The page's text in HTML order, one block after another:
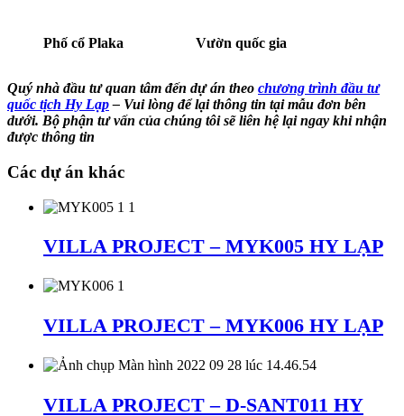
Phố cổ Plaka Vườn quốc gia
Quý nhà đầu tư quan tâm đến dự án theo chương trình đầu tư
quốc tịch Hy Lạp– Vui lòng để lại thông tin tại mẫu đơn bên
dưới. Bộ phận tư vấn của chúng tôi sẽ liên hệ lại ngay khi nhận
được thông tin
Các dự án khác
VILLA PROJECT – MYK005 HY LẠP
VILLA PROJECT – MYK006 HY LẠP
VILLA PROJECT – D-SANT011 HY